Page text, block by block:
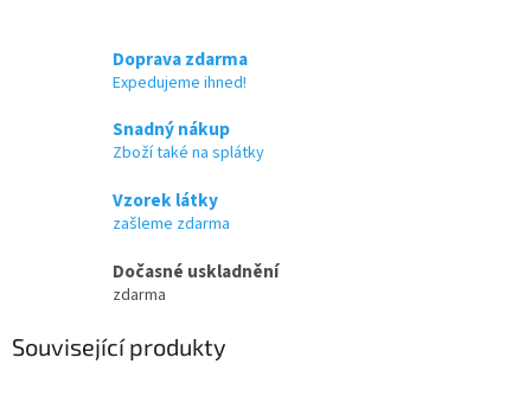
Doprava zdarma
Expedujeme ihned!
Snadný nákup
Zboží také na splátky
Vzorek látky
zašleme zdarma
Dočasné uskladnění
zdarma
Související produkty